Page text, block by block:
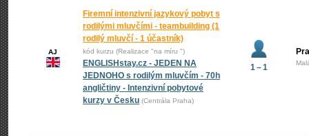
AJ
Firemní intenzivní jazykový pobyt s
rodilými mluvčími - teambuilding (1
rodilý mluvčí - 1 účastník)
kód kurzu (Realizace "na míru ")
ENGLISHstay.cz - JEDEN NA
JEDNOHO s rodilým mluvčím - 70h
angličtiny - Intenzivní pobytové
kurzy v Česku (Centrála Praha)
1 – 1